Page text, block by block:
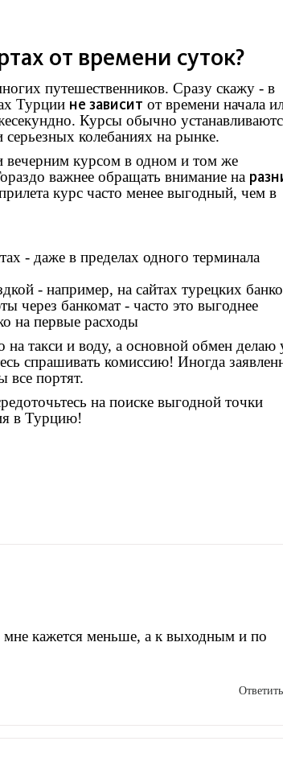
от времени суток?
путешественников. Сразу скажу - в
Турции не зависит от времени начала
Курсы обычно
колебаниях на рынке.
курсом в одном и том же
важнее обращать внимание на
курс часто менее выгодный, чем в
- даже в пределах одного терминала
- например, на сайтах турецких
через банкомат - часто это выгоднее
на первые расходы
такси и воду, а основной обмен делаю
спрашивать комиссию! Иногда
все портят.
на поиске выгодной точки
в Турцию!
кажется меньше, а к выходным и по
Ответить